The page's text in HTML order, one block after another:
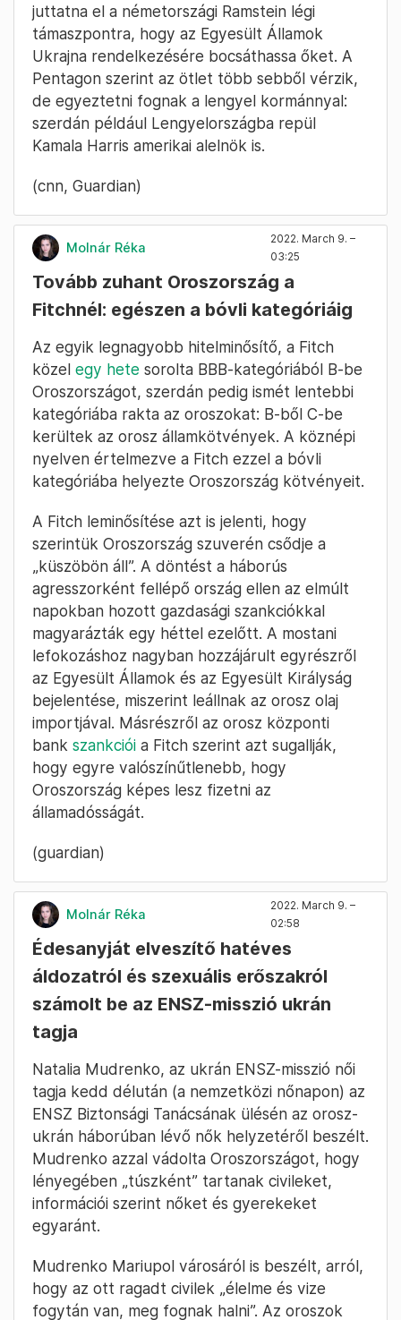
juttatna el a németországi Ramstein légi
támaszpontra, hogy az Egyesült Államok
Ukrajna rendelkezésére bocsáthassa őket. A
Pentagon szerint az ötlet több sebből vérzik,
de egyeztetni fognak a lengyel kormánnyal:
szerdán például Lengyelországba repül
Kamala Harris amerikai alelnök is.
(cnn, Guardian)
Molnár Réka
2022. March 9. –
03:25
Tovább zuhant Oroszország a
Fitchnél: egészen a bóvli kategóriáig
Az egyik legnagyobb hitelminősítő, a Fitch
közel egy hete sorolta BBB-kategóriából B-be
Oroszországot, szerdán pedig ismét lentebbi
kategóriába rakta az oroszokat: B-ből C-be
kerültek az orosz államkötvények. A köznépi
nyelven értelmezve a Fitch ezzel a bóvli
kategóriába helyezte Oroszország kötvényeit.
A Fitch leminősítése azt is jelenti, hogy
szerintük Oroszország szuverén csődje a
„küszöbön áll”. A döntést a háborús
agresszorként fellépő ország ellen az elmúlt
napokban hozott gazdasági szankciókkal
magyarázták egy héttel ezelőtt. A mostani
lefokozáshoz nagyban hozzájárult egyrészről
az Egyesült Államok és az Egyesült Királyság
bejelentése, miszerint leállnak az orosz olaj
importjával. Másrészről az orosz központi
bank szankciói a Fitch szerint azt sugallják,
hogy egyre valószínűtlenebb, hogy
Oroszország képes lesz fizetni az
államadósságát.
(guardian)
Molnár Réka
2022. March 9. –
02:58
Édesanyját elveszítő hatéves
áldozatról és szexuális erőszakról
számolt be az ENSZ-misszió ukrán
tagja
Natalia Mudrenko, az ukrán ENSZ-misszió női
tagja kedd délután (a nemzetközi nőnapon) az
ENSZ Biztonsági Tanácsának ülésén az orosz-
ukrán háborúban lévő nők helyzetéről beszélt.
Mudrenko azzal vádolta Oroszországot, hogy
lényegében „túszként” tartanak civileket,
információi szerint nőket és gyerekeket
egyaránt.
Mudrenko Mariupol városáról is beszélt, arról,
hogy az ott ragadt civilek „élelme és vize
fogytán van, meg fognak halni”. Az oroszok